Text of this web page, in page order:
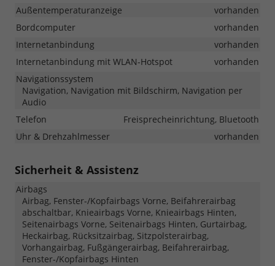
Außentemperaturanzeige
vorhanden
Bordcomputer
vorhanden
Internetanbindung
vorhanden
Internetanbindung mit WLAN-Hotspot
vorhanden
Navigationssystem
Navigation, Navigation mit Bildschirm, Navigation per
Audio
Telefon
Freisprecheinrichtung, Bluetooth
Uhr & Drehzahlmesser
vorhanden
Sicherheit & Assistenz
Airbags
Airbag, Fenster-/Kopfairbags Vorne, Beifahrerairbag
abschaltbar, Knieairbags Vorne, Knieairbags Hinten,
Seitenairbags Vorne, Seitenairbags Hinten, Gurtairbag,
Heckairbag, Rücksitzairbag, Sitzpolsterairbag,
Vorhangairbag, Fußgängerairbag, Beifahrerairbag,
Fenster-/Kopfairbags Hinten